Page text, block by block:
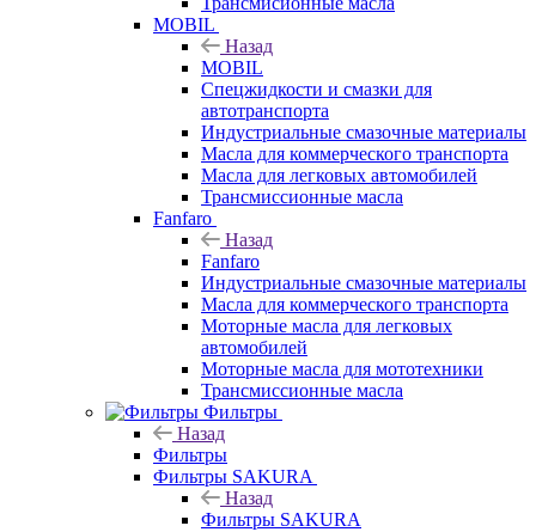
MOBIL
Назад
MOBIL
Cпецжидкости и смазки для
автотранспорта
Индустриальные смазочные материалы
Масла для коммерческого транспорта
Масла для легковых автомобилей
Трансмиссионные масла
Fanfaro
Назад
Fanfaro
Индустриальные смазочные материалы
Масла для коммерческого транспорта
Моторные масла для легковых
автомобилей
Моторные масла для мототехники
Трансмиссионные масла
Фильтры
Назад
Фильтры
Фильтры SAKURA
Назад
Фильтры SAKURA